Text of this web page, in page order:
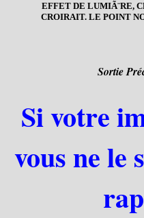
EFFET DE LUMIÃ¨RE,
CROIRAIT. LE POINT
Sortie
Si votre
vous ne le